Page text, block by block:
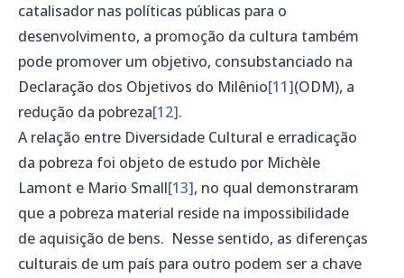
catalisador nas políticas públicas para o
desenvolvimento, a promoção da cultura também
pode promover um objetivo, consubstanciado na
Declaração dos Objetivos do Milênio[11](ODM), a
redução da pobreza[12].
A relação entre Diversidade Cultural e erradicação
da pobreza foi objeto de estudo por Michèle
Lamont e Mario Small[13], no qual demonstraram
que a pobreza material reside na impossibilidade
de aquisição de bens. Nesse sentido, as diferenças
culturais de um país para outro podem ser a chave